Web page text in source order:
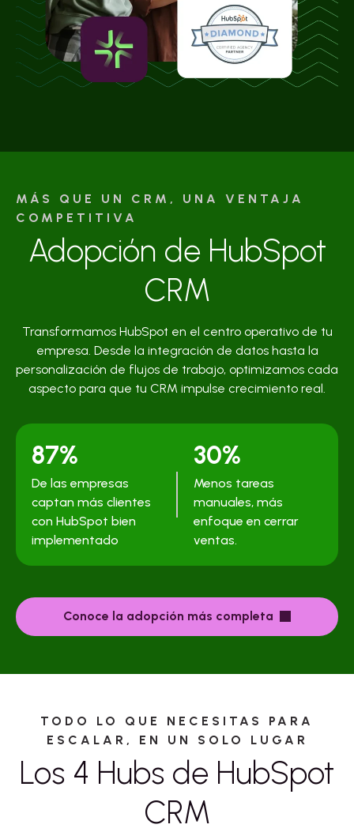
MÁS QUE UN CRM, UNA VENTAJA
COMPETITIVA
Adopción de HubSpot
CRM
Transformamos HubSpot en el centro operativo de tu
empresa. Desde la integración de datos hasta la
personalización de flujos de trabajo, optimizamos cada
aspecto para que tu CRM impulse crecimiento real.
87%
De las empresas
captan más clientes
con HubSpot bien
implementado
30%
Menos tareas
manuales, más
enfoque en cerrar
ventas.
Conoce la adopción más completa
TODO LO QUE NECESITAS PARA
ESCALAR, EN UN SOLO LUGAR
Los 4 Hubs de HubSpot
CRM